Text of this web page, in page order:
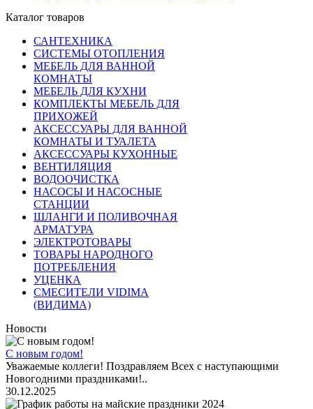
Каталог товаров
САНТЕХНИКА
СИСТЕМЫ ОТОПЛЕНИЯ
МЕБЕЛЬ ДЛЯ ВАННОЙ
КОМНАТЫ
МЕБЕЛЬ ДЛЯ КУХНИ
КОМПЛЕКТЫ МЕБЕЛЬ ДЛЯ
ПРИХОЖЕЙ
АКСЕССУАРЫ ДЛЯ ВАННОЙ
КОМНАТЫ И ТУАЛЕТА
АКСЕССУАРЫ КУХОННЫЕ
ВЕНТИЛЯЦИЯ
ВОДООЧИСТКА
НАСОСЫ И НАСОСНЫЕ
СТАНЦИИ
ШЛАНГИ И ПОЛИВОЧНАЯ
АРМАТУРА
ЭЛЕКТРОТОВАРЫ
ТОВАРЫ НАРОДНОГО
ПОТРЕБЛЕНИЯ
УЦЕНКА
СМЕСИТЕЛИ VIDIMA
(ВИДИМА)
Новости
С новым годом!
Уважаемые коллеги! Поздравляем Всех с наступающими
Новогодними праздниками!..
30.12.2025